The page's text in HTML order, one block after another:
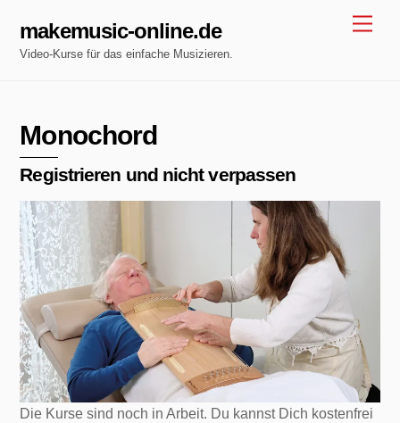
content
makemusic-online.de
Video-Kurse für das einfache Musizieren.
Monochord
Registrieren und nicht verpassen
Die Kurse sind noch in Arbeit. Du kannst Dich kostenfrei